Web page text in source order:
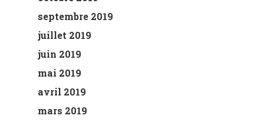
septembre 2019
juillet 2019
juin 2019
mai 2019
avril 2019
mars 2019